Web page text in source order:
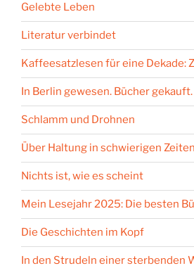
Gelebte Leben
Literatur verbindet
Kaffeesatzlesen für eine Dekade:
In Berlin gewesen. Bücher gekauft.
Schlamm und Drohnen
Über Haltung in schwierigen Zeiten
Nichts ist, wie es scheint
Mein Lesejahr 2025: Die besten
Die Geschichten im Kopf
In den Strudeln einer sterbenden